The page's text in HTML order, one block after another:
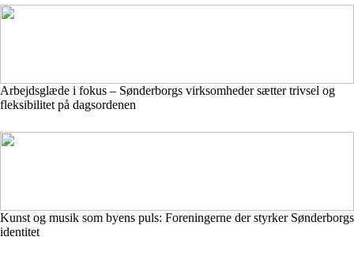
Arbejdsglæde i fokus – Sønderborgs virksomheder sætter trivsel og
fleksibilitet på dagsordenen
Kunst og musik som byens puls: Foreningerne der styrker Sønderborgs
identitet